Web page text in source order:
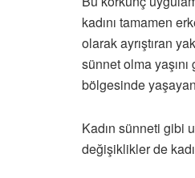
kadını tamamen
olarak ayrıştıran
sünnet olma
bölgesinde
Kadın sünneti gibi
değişiklikler de